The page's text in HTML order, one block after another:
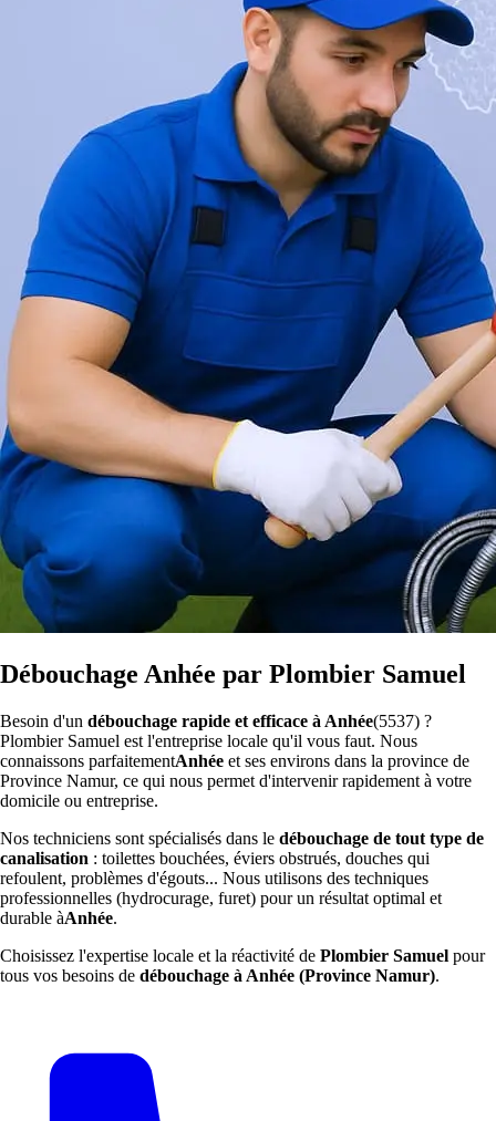
Débouchage Anhée par Plombier Samuel
Besoin d'un débouchage rapide et efficace à Anhée(5537) ?
Plombier Samuel est l'entreprise locale qu'il vous faut. Nous
connaissons parfaitementAnhée et ses environs dans la province de
Province Namur, ce qui nous permet d'intervenir rapidement à votre
domicile ou entreprise.
Nos techniciens sont spécialisés dans le débouchage de tout type de
canalisation : toilettes bouchées, éviers obstrués, douches qui
refoulent, problèmes d'égouts... Nous utilisons des techniques
professionnelles (hydrocurage, furet) pour un résultat optimal et
durable àAnhée.
Choisissez l'expertise locale et la réactivité de Plombier Samuel pour
tous vos besoins de débouchage à Anhée (Province Namur).